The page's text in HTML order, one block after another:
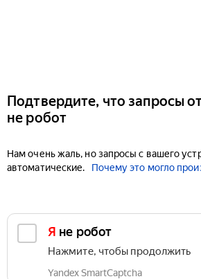
Подтвердите, что запросы
не робот
Нам очень жаль, но запросы с вашего
автоматические.
Почему это могло
Я не робот
Нажмите, чтобы продолжить
Yandex SmartCaptcha